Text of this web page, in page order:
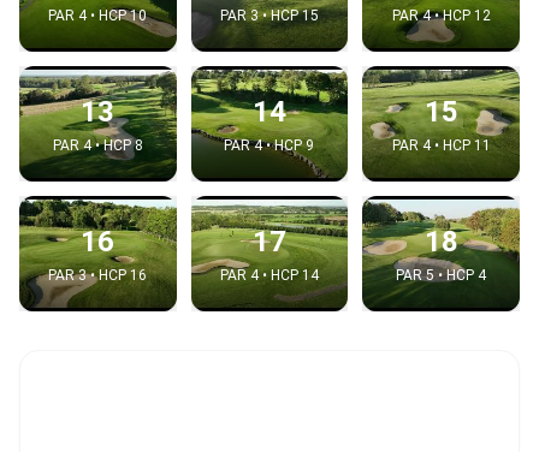
PAR 4 • HCP 10 PAR 3 • HCP 15 PAR 4 • HCP 12
13
PAR 4 • HCP 8
14
PAR 4 • HCP 9
15
PAR 4 • HCP 11
16
PAR 3 • HCP 16
17
PAR 4 • HCP 14
18
PAR 5 • HCP 4